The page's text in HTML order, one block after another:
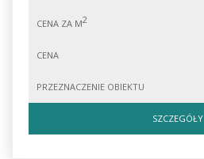
CENA ZA M2
CENA
PRZEZNACZENIE OBIEKTU
SZCZEGÓŁY